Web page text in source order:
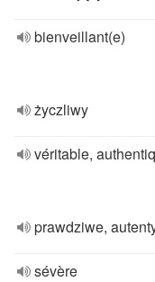
bienveillant(e)
życzliwy
véritable,
prawdziwe,
sévère